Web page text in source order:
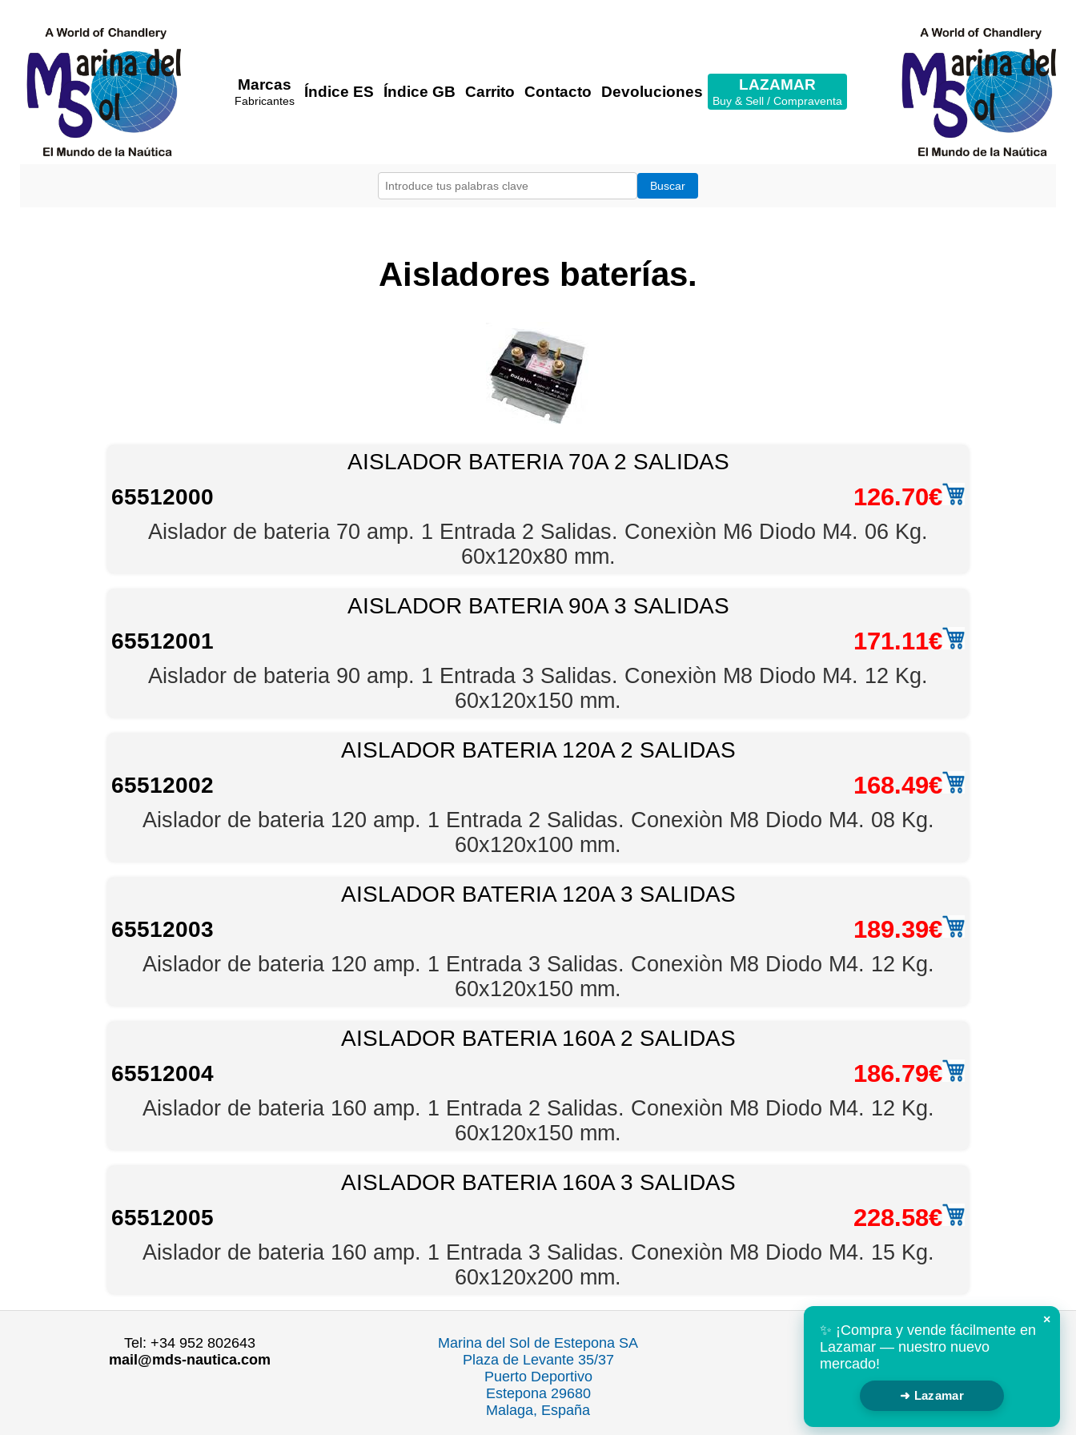
✨ ¡Compra y vende fácilmente en
Lazamar — nuestro nuevo
mercado!
➜ Lazamar
×
Marcas
Fabricantes
Índice ES Índice GB Carrito Contacto Devoluciones LAZAMAR
Buy & Sell / Compraventa
Aisladores baterías.
AISLADOR BATERIA 70A 2 SALIDAS
65512000
126.70€
Aislador de bateria 70 amp. 1 Entrada 2 Salidas. Conexiòn M6 Diodo M4. 06 Kg.
60x120x80 mm.
AISLADOR BATERIA 90A 3 SALIDAS
65512001
171.11€
Aislador de bateria 90 amp. 1 Entrada 3 Salidas. Conexiòn M8 Diodo M4. 12 Kg.
60x120x150 mm.
AISLADOR BATERIA 120A 2 SALIDAS
65512002
168.49€
Aislador de bateria 120 amp. 1 Entrada 2 Salidas. Conexiòn M8 Diodo M4. 08 Kg.
60x120x100 mm.
AISLADOR BATERIA 120A 3 SALIDAS
65512003
189.39€
Aislador de bateria 120 amp. 1 Entrada 3 Salidas. Conexiòn M8 Diodo M4. 12 Kg.
60x120x150 mm.
AISLADOR BATERIA 160A 2 SALIDAS
65512004
186.79€
Aislador de bateria 160 amp. 1 Entrada 2 Salidas. Conexiòn M8 Diodo M4. 12 Kg.
60x120x150 mm.
AISLADOR BATERIA 160A 3 SALIDAS
65512005
228.58€
Aislador de bateria 160 amp. 1 Entrada 3 Salidas. Conexiòn M8 Diodo M4. 15 Kg.
60x120x200 mm.
Tel: +34 952 802643
mail@mds-nautica.com
Marina del Sol de Estepona SA
Plaza de Levante 35/37
Puerto Deportivo
Estepona 29680
Malaga, España
Tel: +34 952 802643
mail@mds-nautica.com